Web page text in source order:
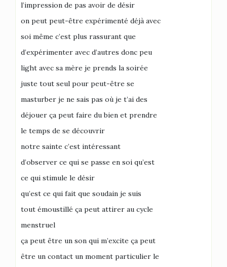
l’impression de pas avoir de désir
on peut peut-être expérimenté déjà avec
soi même c’est plus rassurant que
d’expérimenter avec d’autres donc peu
light avec sa mère je prends la soirée
juste tout seul pour peut-être se
masturber je ne sais pas où je t’ai des
déjouer ça peut faire du bien et prendre
le temps de se découvrir
notre sainte c’est intéressant
d’observer ce qui se passe en soi qu’est
ce qui stimule le désir
qu’est ce qui fait que soudain je suis
tout émoustillé ça peut attirer au cycle
menstruel
ça peut être un son qui m’excite ça peut
être un contact un moment particulier le